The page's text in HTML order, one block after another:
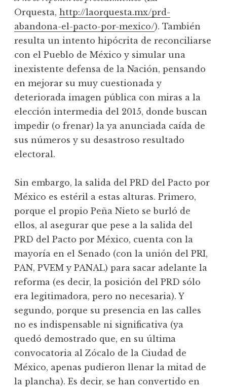
Orquesta, http://laorquesta.mx/prd-
abandona-el-pacto-por-mexico/). También
resulta un intento hipócrita de reconciliarse
con el Pueblo de México y simular una
inexistente defensa de la Nación, pensando
en mejorar su muy cuestionada y
deteriorada imagen pública con miras a la
elección intermedia del 2015, donde buscan
impedir (o frenar) la ya anunciada caída de
sus números y su desastroso resultado
electoral.
Sin embargo, la salida del PRD del Pacto por
México es estéril a estas alturas. Primero,
porque el propio Peña Nieto se burló de
ellos, al asegurar que pese a la salida del
PRD del Pacto por México, cuenta con la
mayoría en el Senado (con la unión del PRI,
PAN, PVEM y PANAL) para sacar adelante la
reforma (es decir, la posición del PRD sólo
era legitimadora, pero no necesaria). Y
segundo, porque su presencia en las calles
no es indispensable ni significativa (ya
quedó demostrado que, en su última
convocatoria al Zócalo de la Ciudad de
México, apenas pudieron llenar la mitad de
la plancha). Es decir, se han convertido en